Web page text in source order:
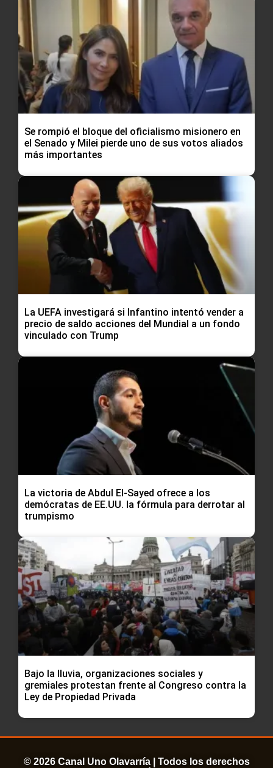
Se rompió el bloque del oficialismo misionero en
el Senado y Milei pierde uno de sus votos aliados
más importantes
La UEFA investigará si Infantino intentó vender a
precio de saldo acciones del Mundial a un fondo
vinculado con Trump
La victoria de Abdul El-Sayed ofrece a los
demócratas de EE.UU. la fórmula para derrotar al
trumpismo
Bajo la lluvia, organizaciones sociales y
gremiales protestan frente al Congreso contra la
Ley de Propiedad Privada
© 2026 Canal Uno Olavarría | Todos los derechos